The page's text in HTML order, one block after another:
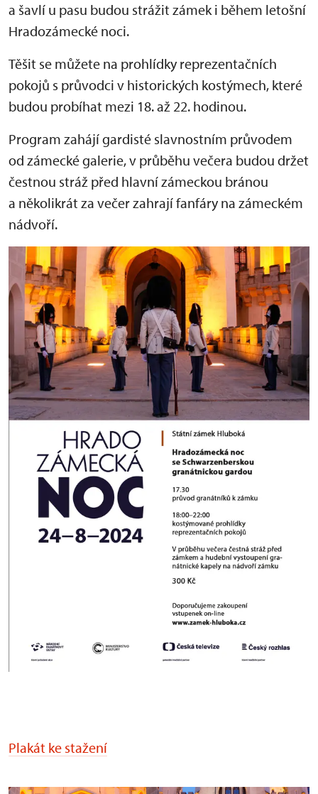
a šavlí u pasu budou strážit zámek i během letošní
Hradozámecké noci.
Těšit se můžete na prohlídky reprezentačních
pokojů s průvodci v historických kostýmech, které
budou probíhat mezi 18. až 22. hodinou.
Program zahájí gardisté slavnostním průvodem
od zámecké galerie, v průběhu večera budou držet
čestnou stráž před hlavní zámeckou bránou
a několikrát za večer zahrají fanfáry na zámeckém
nádvoří.
Plakát ke stažení